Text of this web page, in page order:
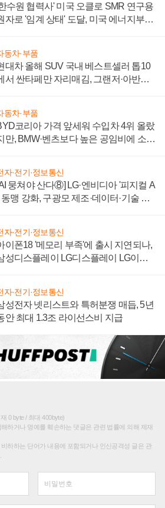
수원 협력사' 미국 오클로 SMR 연구용
자로 '임계 상태' 도달, 미국 에너지부
동차·부품
대차 올해 SUV 국내 베스트셀러 톱10
서 싼타페만 자리매김, 그랜저·아반떼
동차·부품
코리아 가격 앞세워 수입차 4위 올랐
만, BMW·벤츠보다 높은 공임비에 소비
자·전기·정보통신
뭉쳐야 산다⑧] LG·엔비디아 '피지컬 A
동맹 강화, 구광모 제조·데이터·기술 결
자·전기·정보통신
이폰18 '메모리 부족'에 출시 지연되나,
성디스플레이 LG디스플레이 LG이노
자·전기·정보통신
성전자 넷리스트와 특허분쟁 매듭, 5년
안 최대 1.3조 라이선스비 지급
0 byte / 최대 400byte)
하거나 명예를 훼손하는 댓글은 관련 법률에 의해 제재
하하는 단어가 내용에 포함되거나 인신공격성 글은 관